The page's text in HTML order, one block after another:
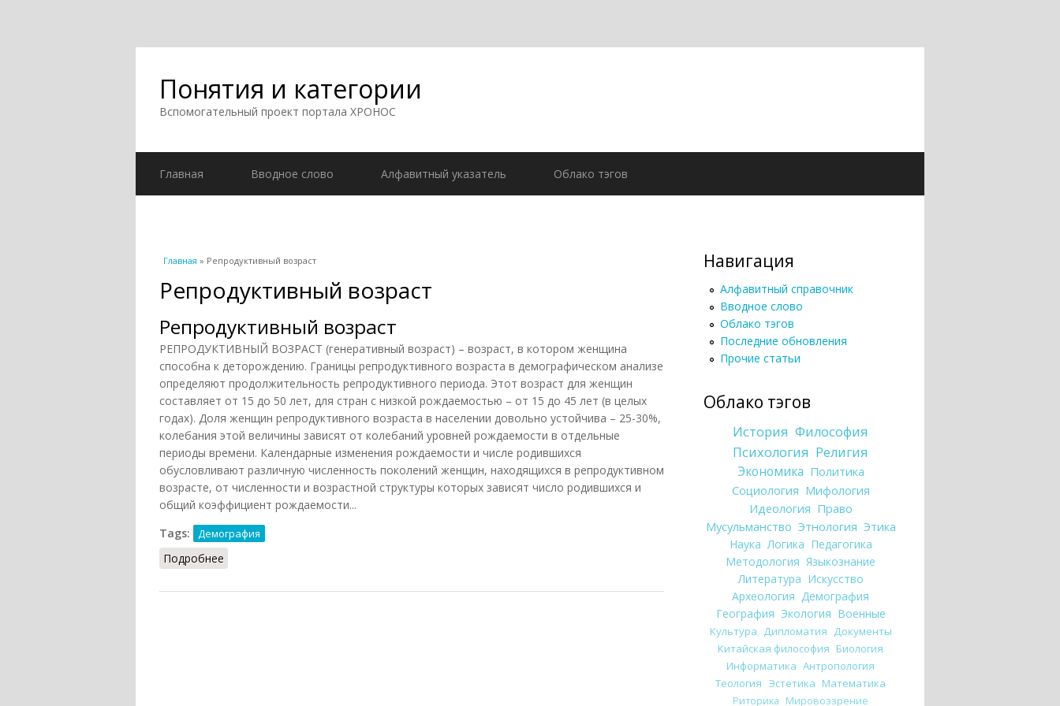
Понятия и категории
Вспомогательный проект портала ХРОНОС
Главная Вводное слово Алфавитный указатель Облако тэгов
Вы здесь
Главная » Репродуктивный возраст
Репродуктивный возраст
Репродуктивный возраст
РЕПРОДУКТИВНЫЙ ВОЗРАСТ (генеративный возраст) – возраст, в котором женщина
способна к деторождению. Границы репродуктивного возраста в демографическом анализе
определяют продолжительность репродуктивного периода. Этот возраст для женщин
составляет от 15 до 50 лет, для стран с низкой рождаемостью – от 15 до 45 лет (в целых
годах). Доля женщин репродуктивного возраста в населении довольно устойчива – 25-30%,
колебания этой величины зависят от колебаний уровней рождаемости в отдельные
периоды времени. Календарные изменения рождаемости и числе родившихся
обусловливают различную численность поколений женщин, находящихся в репродуктивном
возрасте, от численности и возрастной структуры которых зависят число родившихся и
общий коэффициент рождаемости...
Tags:
Демография
Подробнее
Навигация
Алфавитный справочник
Вводное слово
Облако тэгов
Последние обновления
Прочие статьи
Облако тэгов
История Философия
Психология Религия
Экономика Политика
Социология Мифология
Идеология Право
Мусульманство Этнология Этика
Наука Логика Педагогика
Методология Языкознание
Литература Искусство
Археология Демография
География Экология Военные
Культура Дипломатия Документы
Китайская философия Биология
Информатика Антропология
Теология Эстетика Математика
Риторика Мировоззрение